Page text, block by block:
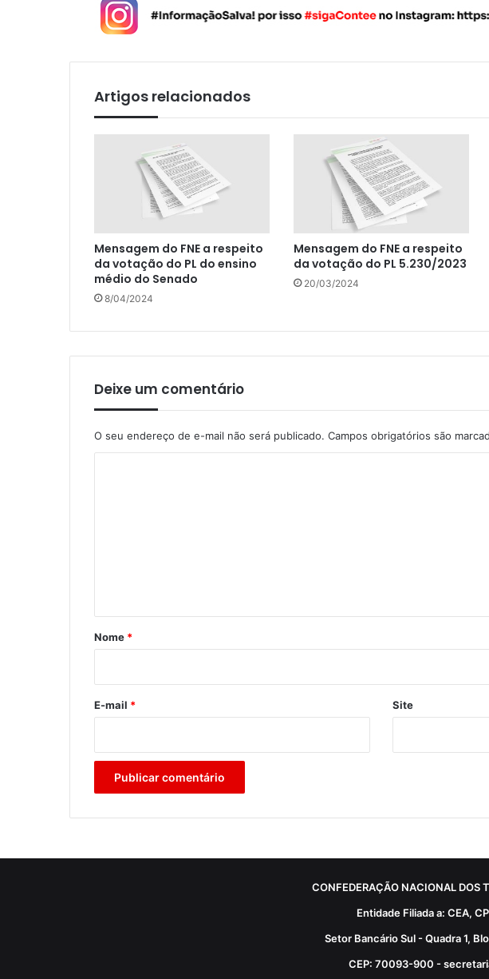
Artigos relacionados
Mensagem do FNE a respeito
da votação do PL do ensino
médio do Senado
8/04/2024
Mensagem do FNE a respeito
da votação do PL 5.230/2023
20/03/2024
Deixe um comentário
O seu endereço de e-mail não será publicado. Campos obrigatórios são
r
*
Nome *
E-mail * Site
CONFEDERAÇÃO NACIONAL DOS
Entidade Filiada a: CEA,
Setor Bancário Sul - Quadra 1,
CEP: 70093-900 -